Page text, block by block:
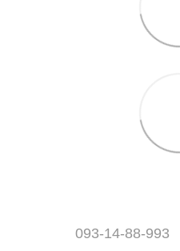
093-14-88-993